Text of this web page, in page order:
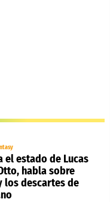
el estado de Lucas
habla sobre
los descartes de